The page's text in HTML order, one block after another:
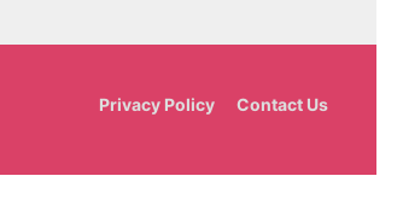
Privacy Policy Contact Us